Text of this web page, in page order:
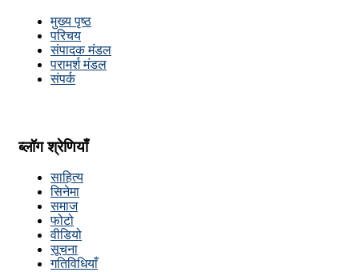
मुख्य पृष्ठ
परिचय
संपादक मंडल
परामर्श मंडल
संपर्क
ब्लॉग श्रेणियाँ
साहित्य
सिनेमा
समाज
फोटो
वीडियो
सूचना
गतिविधियाँ